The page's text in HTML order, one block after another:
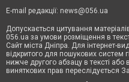
E-mail редакції: news@056.ua
Допускається цитування
056.ua за умови розміщення в
Сайт міста Дніпра. Для інтернет-
відкритого для пошукових систем
нижче другого абзацу в тексті
виняткових прав переслідується